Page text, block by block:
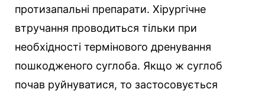
протизапальні препарати. Хірургічне
втручання проводиться тільки при
необхідності термінового дренування
пошкодженого суглоба. Якщо ж суглоб
почав руйнуватися, то застосовується